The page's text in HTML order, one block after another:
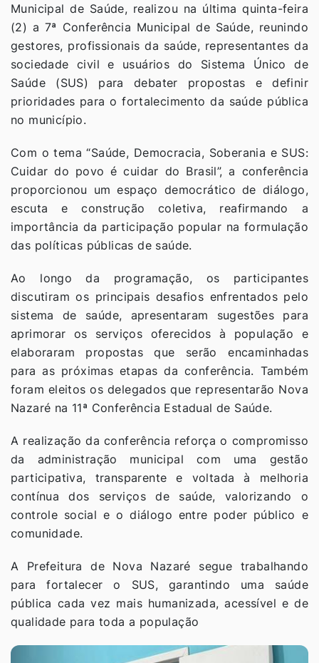
Municipal de Saúde, realizou na última quinta-feira
(2) a 7ª Conferência Municipal de Saúde, reunindo
gestores, profissionais da saúde, representantes da
sociedade civil e usuários do Sistema Único de
Saúde (SUS) para debater propostas e definir
prioridades para o fortalecimento da saúde pública
no município.
Com o tema “Saúde, Democracia, Soberania e SUS:
Cuidar do povo é cuidar do Brasil”, a conferência
proporcionou um espaço democrático de diálogo,
escuta e construção coletiva, reafirmando a
importância da participação popular na formulação
das políticas públicas de saúde.
Ao longo da programação, os participantes
discutiram os principais desafios enfrentados pelo
sistema de saúde, apresentaram sugestões para
aprimorar os serviços oferecidos à população e
elaboraram propostas que serão encaminhadas
para as próximas etapas da conferência. Também
foram eleitos os delegados que representarão Nova
Nazaré na 11ª Conferência Estadual de Saúde.
A realização da conferência reforça o compromisso
da administração municipal com uma gestão
participativa, transparente e voltada à melhoria
contínua dos serviços de saúde, valorizando o
controle social e o diálogo entre poder público e
comunidade.
A Prefeitura de Nova Nazaré segue trabalhando
para fortalecer o SUS, garantindo uma saúde
pública cada vez mais humanizada, acessível e de
qualidade para toda a população